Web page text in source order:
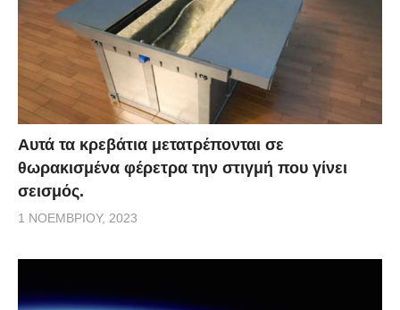
Αυτά τα κρεβάτια μετατρέπονται σε
θωρακισμένα φέρετρα την στιγμή που γίνει
σεισμός.
1 ΝΟΕΜΒΡΊΟΥ, 2023